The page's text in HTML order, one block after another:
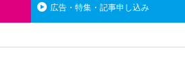
広告・特集・記事申し込み